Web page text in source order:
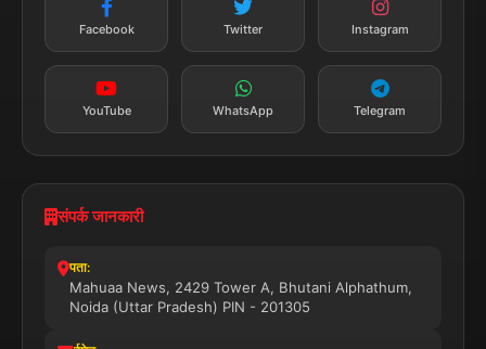
तत्काल अपडेट
सब्सक्राइब करें
Facebook Twitter Instagram
YouTube WhatsApp Telegram
संपर्क जानकारी
पता:
Mahuaa News, 2429 Tower A, Bhutani Alphathum,
Noida (Uttar Pradesh) PIN - 201305